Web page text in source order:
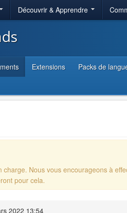
Découvrir & Apprendre
Extensions Packs de
Nous vous encourageons à
pour cela.
2022 13:54